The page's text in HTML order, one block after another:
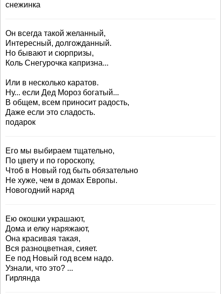
снежинка
Он всегда такой желанный,
Интересный, долгожданный.
Но бывают и сюрпризы,
Коль Снегурочка капризна...
Или в несколько каратов.
Ну... если Дед Мороз богатый...
В общем, всем приносит радость,
Даже если это сладость.
подарок
Его мы выбираем тщательно,
По цвету и по гороскопу,
Чтоб в Новый год быть обязательно
Не хуже, чем в домах Европы.
Новогодний наряд
Ею окошки украшают,
Дома и елку наряжают,
Она красивая такая,
Вся разноцветная, сияет.
Ее под Новый год всем надо.
Узнали, что это? ...
Гирлянда